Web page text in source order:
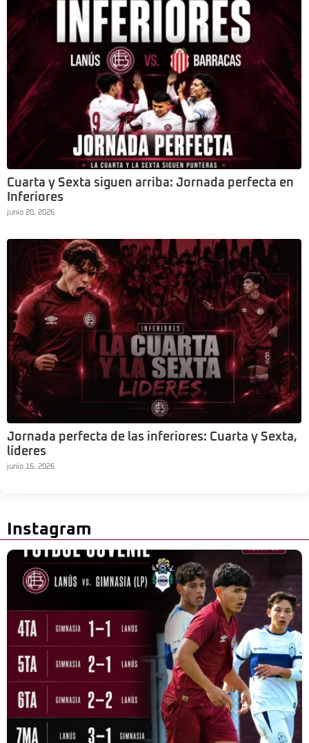
Cuarta y Sexta siguen arriba: Jornada perfecta en
Inferiores
junio 20, 2026
Jornada perfecta de las inferiores: Cuarta y Sexta,
líderes
junio 16, 2026
Instagram